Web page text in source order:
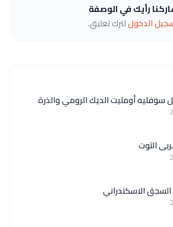
رأيك في الوصفة
الدخوللترك تعليق.
أومليت الديك الرومي والذرة
التوت
الاسكندراني